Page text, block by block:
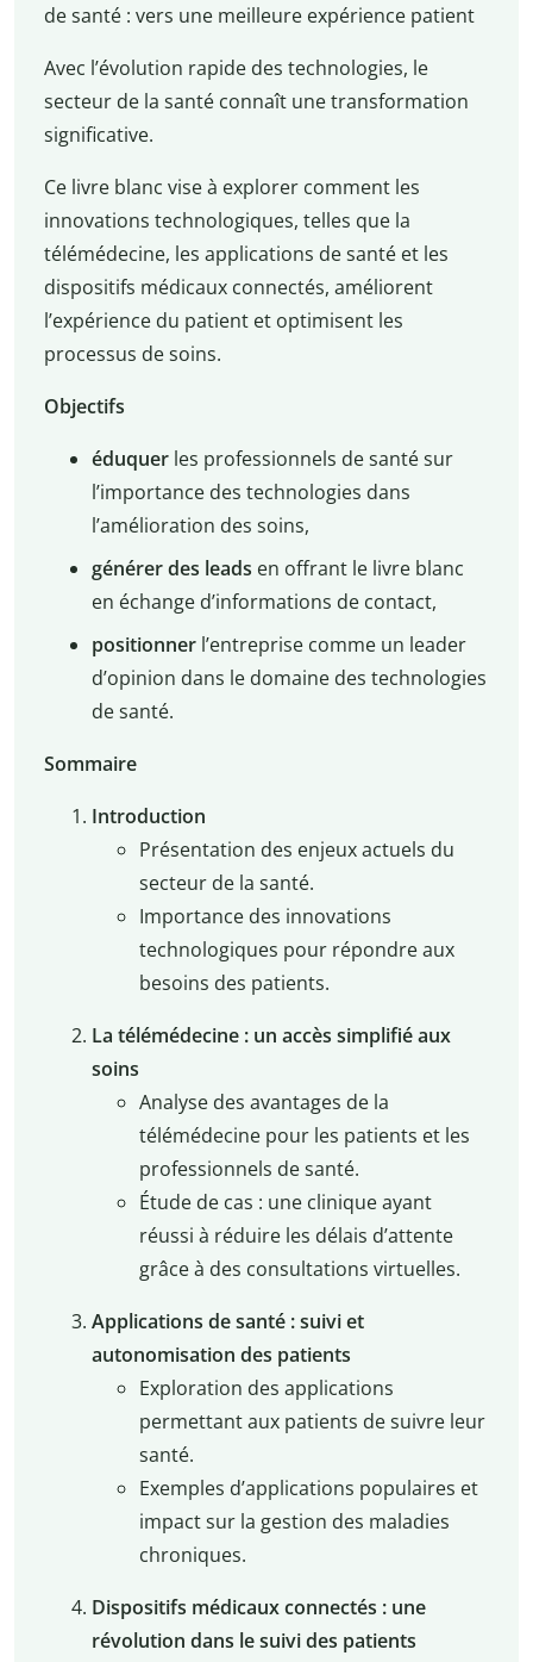
de santé : vers une meilleure expérience patient
Avec l’évolution rapide des technologies, le
secteur de la santé connaît une transformation
significative.
Ce livre blanc vise à explorer comment les
innovations technologiques, telles que la
télémédecine, les applications de santé et les
dispositifs médicaux connectés, améliorent
l’expérience du patient et optimisent les
processus de soins.
Objectifs
éduquerles professionnels de santé sur
l’importance des technologies dans
l’amélioration des soins,
générer des leads en offrant le livre blanc
en échange d’informations de contact,
positionnerl’entreprise comme un leader
d’opinion dans le domaine des technologies
de santé.
Sommaire
Introduction
Présentation des enjeux actuels du
secteur de la santé.
Importance des innovations
technologiques pour répondre aux
besoins des patients.
La télémédecine : un accès simplifié aux
soins
Analyse des avantages de la
télémédecine pour les patients et les
professionnels de santé.
Étude de cas : une clinique ayant
réussi à réduire les délais d’attente
grâce à des consultations virtuelles.
Applications de santé : suivi et
autonomisation des patients
Exploration des applications
permettant aux patients de suivre leur
santé.
Exemples d’applications populaires et
impact sur la gestion des maladies
chroniques.
Dispositifs médicaux connectés : une
révolution dans le suivi des patients